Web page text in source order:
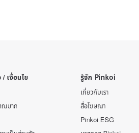
/ เงื่อนไข
ณมาก
รู้จัก Pinkoi
เกี่ยวกับเรา
สื่อโฆษณา
Pinkoi ESG